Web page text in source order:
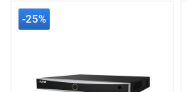
-25%